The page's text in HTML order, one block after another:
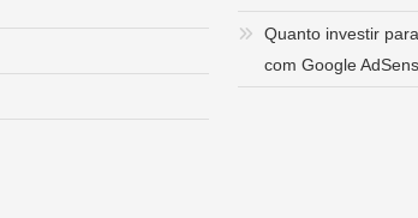
Quanto investir
com Google